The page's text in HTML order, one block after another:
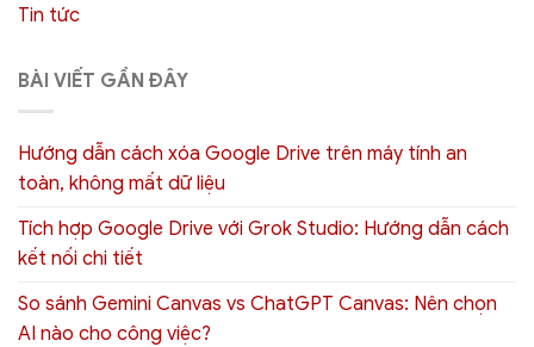
Tin tức
BÀI VIẾT GẦN ĐÂY
Hướng dẫn cách xóa Google Drive trên máy tính an
toàn, không mất dữ liệu
Tích hợp Google Drive với Grok Studio: Hướng dẫn cách
kết nối chi tiết
So sánh Gemini Canvas vs ChatGPT Canvas: Nên chọn
AI nào cho công việc?